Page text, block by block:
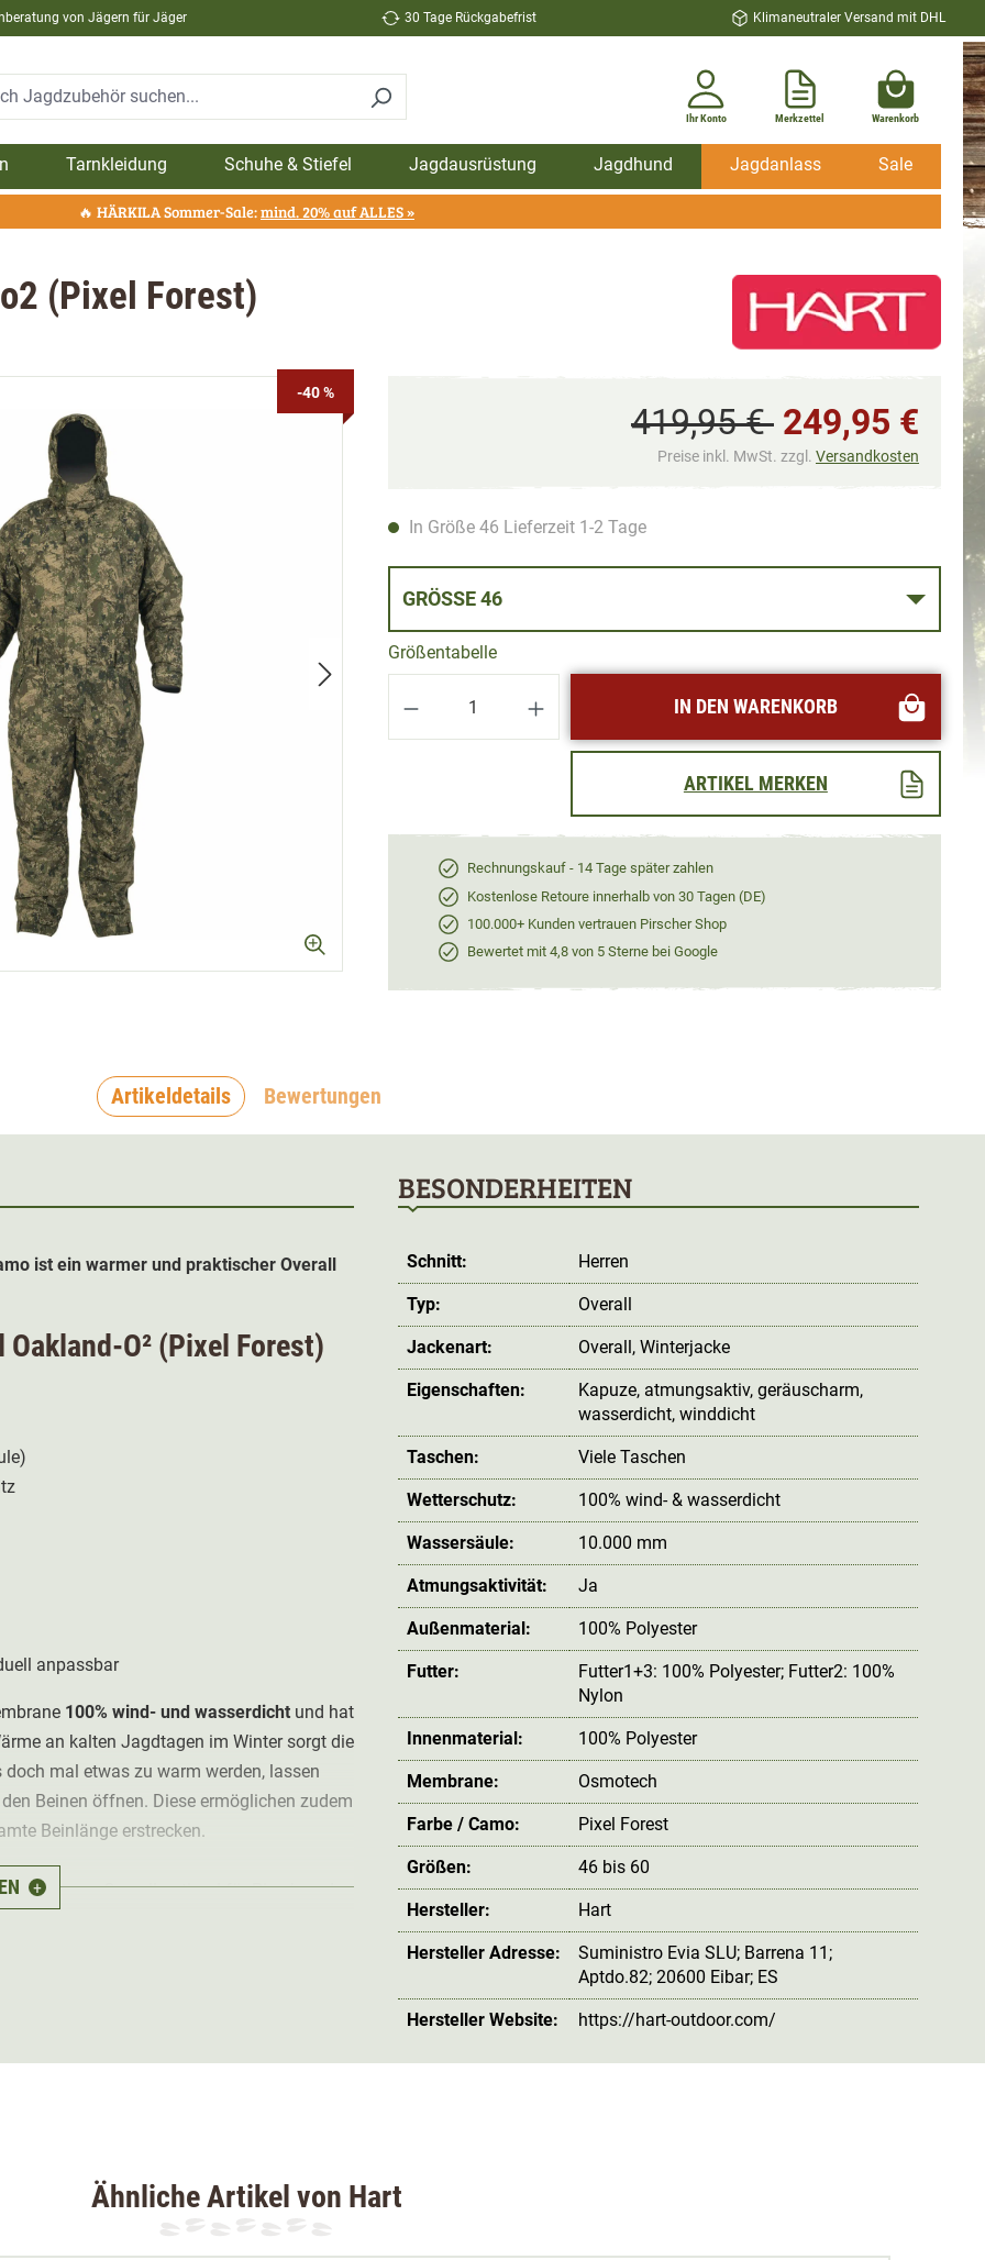
von Jägern für Jäger 30 Tage Rückgabefrist Klimaneutraler Versand mit DHL
Ihr Konto Merkzettel Warenkorb
Tarnkleidung Schuhe & Stiefel Jagdausrüstung Jagdhund Jagdanlass Sale
🔥 HÄRKILA Sommer-Sale:mind. 20% auf ALLES »
(Pixel Forest)
-40 %
419,95 € 249,95 €
Preise inkl. MwSt. zzgl. Versandkosten
In Größe 46 Lieferzeit 1-2 Tage
GRÖSSE 46
Größentabelle
Produkt Anzahl: Gib den gewünschten Wert ein
IN DEN WARENKORB
ARTIKEL MERKEN
Rechnungskauf - 14 Tage später zahlen
Kostenlose Retoure innerhalb von 30 Tagen (DE)
100.000+ Kunden vertrauen Pirscher Shop
Bewertet mit 4,8 von 5 Sterne bei Google
Artikeldetails Bewertungen
ist ein warmer und praktischer Overall
O² (Pixel Forest)
anpassbar
100% wind- und wasserdicht und hat
an kalten Jagdtagen im Winter sorgt die
doch mal etwas zu warm werden, lassen
Beinen öffnen. Diese ermöglichen zudem
Beinlänge erstrecken.
O² Thermo Overall optimal für Pirsch und
Platz und kalte Hände lassen sich in
+
BESONDERHEITEN
Schnitt: Herren
Typ: Overall
Jackenart: Overall , Winterjacke
Eigenschaften: Kapuze, atmungsaktiv, geräuscharm,
wasserdicht, winddicht
Taschen: Viele Taschen
Wetterschutz: 100% wind- & wasserdicht
Wassersäule: 10.000 mm
Atmungsaktivität: Ja
Außenmaterial: 100% Polyester
Futter:
Futter1+3: 100% Polyester; Futter2: 100%
Nylon
Innenmaterial: 100% Polyester
Membrane: Osmotech
Farbe / Camo: Pixel Forest
Größen: 46 bis 60
Hersteller: Hart
Hersteller Adresse:
Suministro Evia SLU; Barrena 11;
Aptdo.82; 20600 Eibar; ES
Hersteller Website: https://hart-outdoor.com/
Ähnliche Artikel von Hart